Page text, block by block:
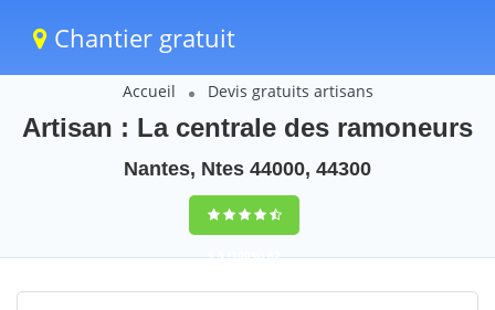
Chantier gratuit
Accueil Devis gratuits artisans
Artisan : La centrale des ramoneurs
Nantes, Ntes 44000, 44300
9,5(100%)82
votes